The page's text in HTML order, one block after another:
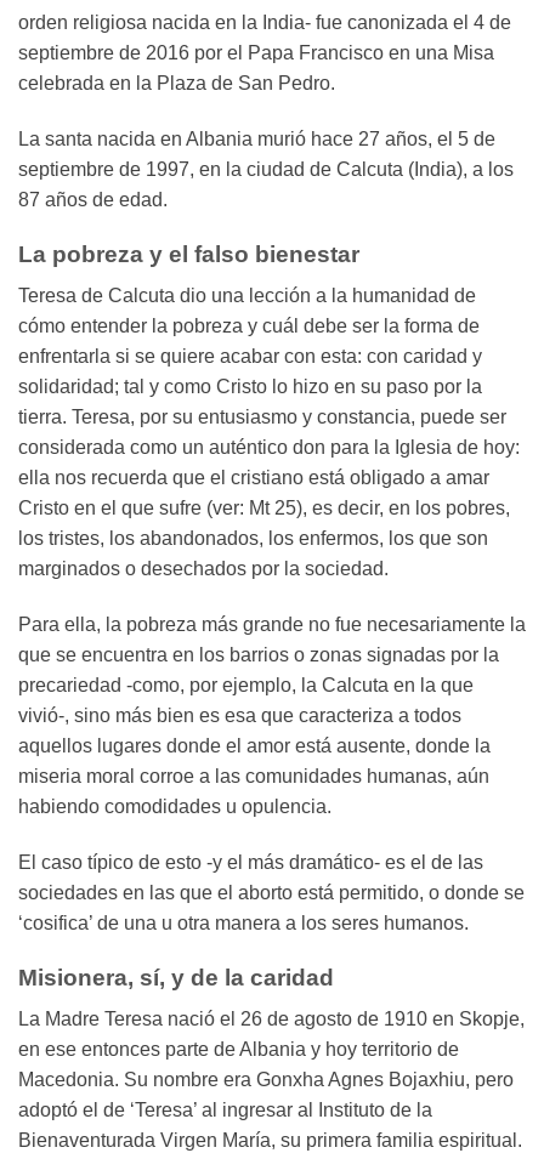
orden religiosa nacida en la India- fue canonizada el 4 de
septiembre de 2016 por el Papa Francisco en una Misa
celebrada en la Plaza de San Pedro.
La santa nacida en Albania murió hace 27 años, el 5 de
septiembre de 1997, en la ciudad de Calcuta (India), a los
87 años de edad.
La pobreza y el falso bienestar
Teresa de Calcuta dio una lección a la humanidad de
cómo entender la pobreza y cuál debe ser la forma de
enfrentarla si se quiere acabar con esta: con caridad y
solidaridad; tal y como Cristo lo hizo en su paso por la
tierra. Teresa, por su entusiasmo y constancia, puede ser
considerada como un auténtico don para la Iglesia de hoy:
ella nos recuerda que el cristiano está obligado a amar
Cristo en el que sufre (ver: Mt 25), es decir, en los pobres,
los tristes, los abandonados, los enfermos, los que son
marginados o desechados por la sociedad.
Para ella, la pobreza más grande no fue necesariamente la
que se encuentra en los barrios o zonas signadas por la
precariedad -como, por ejemplo, la Calcuta en la que
vivió-, sino más bien es esa que caracteriza a todos
aquellos lugares donde el amor está ausente, donde la
miseria moral corroe a las comunidades humanas, aún
habiendo comodidades u opulencia.
El caso típico de esto -y el más dramático- es el de las
sociedades en las que el aborto está permitido, o donde se
‘cosifica’ de una u otra manera a los seres humanos.
Misionera, sí, y de la caridad
La Madre Teresa nació el 26 de agosto de 1910 en Skopje,
en ese entonces parte de Albania y hoy territorio de
Macedonia. Su nombre era Gonxha Agnes Bojaxhiu, pero
adoptó el de ‘Teresa’ al ingresar al Instituto de la
Bienaventurada Virgen María, su primera familia espiritual.